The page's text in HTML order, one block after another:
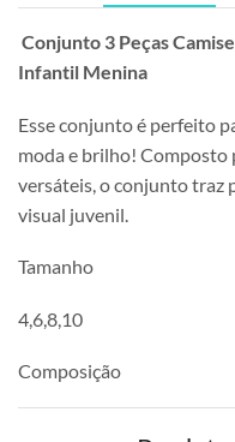
Conjunto 3 Peças
Infantil Menina
Esse conjunto é perfeito
moda e brilho! Composto
versáteis, o conjunto traz
visual juvenil.
Tamanho
4,6,8,10
Composição